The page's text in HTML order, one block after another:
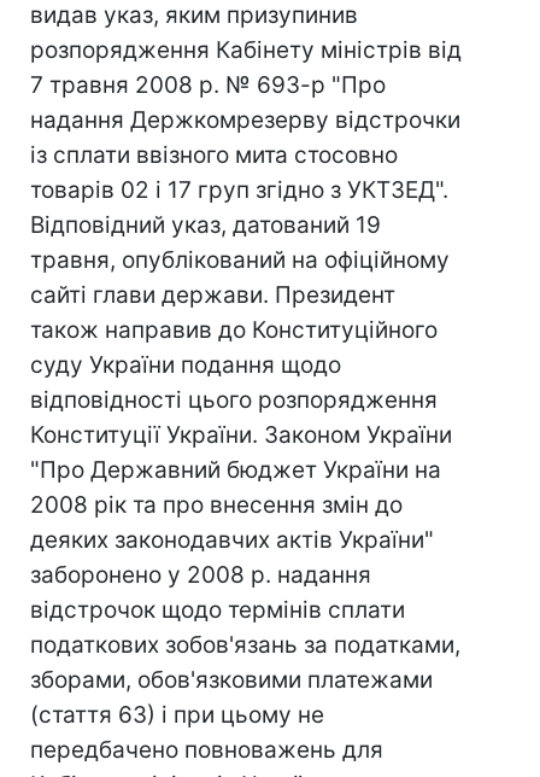
видав указ, яким призупинив
розпорядження Кабінету міністрів від
7 травня 2008 р. № 693-р "Про
надання Держкомрезерву відстрочки
із сплати ввізного мита стосовно
товарів 02 і 17 груп згідно з УКТЗЕД".
Відповідний указ, датований 19
травня, опублікований на офіційному
сайті глави держави. Президент
також направив до Конституційного
суду України подання щодо
відповідності цього розпорядження
Конституції України. Законом України
"Про Державний бюджет України на
2008 рік та про внесення змін до
деяких законодавчих актів України"
заборонено у 2008 р. надання
відстрочок щодо термінів сплати
податкових зобов'язань за податками,
зборами, обов'язковими платежами
(стаття 63) і при цьому не
передбачено повноважень для